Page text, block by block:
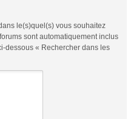
le(s)quel(s) vous souhaitez
sont automatiquement inclus
dessous « Rechercher dans les